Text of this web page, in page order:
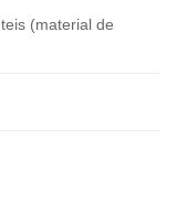
(material de